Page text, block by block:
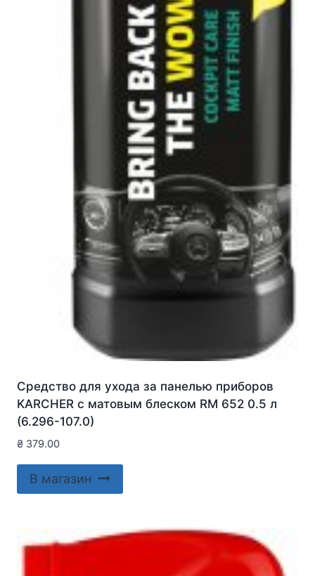
Средство для ухода за панелью приборов
KARCHER с матовым блеском RM 652 0.5 л
(6.296-107.0)
₴ 379.00
В магазин